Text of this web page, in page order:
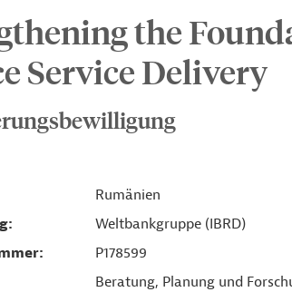
the
Service Delivery
Rumänien
Weltbankgruppe (IBRD)
P178599
Beratung, Planung und